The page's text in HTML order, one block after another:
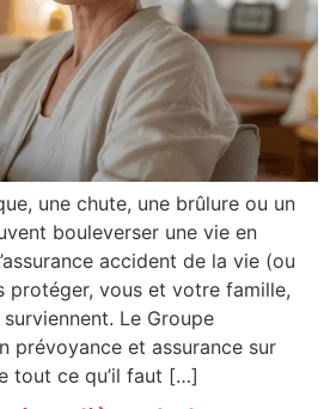
une chute, une brûlure ou un
bouleverser une vie en
accident de la vie (ou
protéger, vous et votre famille,
Le Groupe
prévoyance et assurance sur
tout ce qu’il faut […]